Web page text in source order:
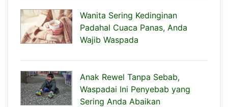
Wanita Sering Kedinginan
Padahal Cuaca Panas, Anda
Wajib Waspada
Anak Rewel Tanpa Sebab,
Waspadai Ini Penyebab yang
Sering Anda Abaikan